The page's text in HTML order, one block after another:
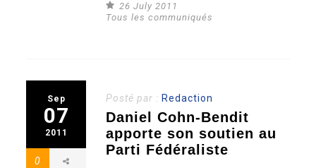
26 July 2011
Tous les communiqués
Sep
07
2011
0
Posté par : Redaction
Daniel Cohn-Bendit
apporte son soutien au
Parti Fédéraliste